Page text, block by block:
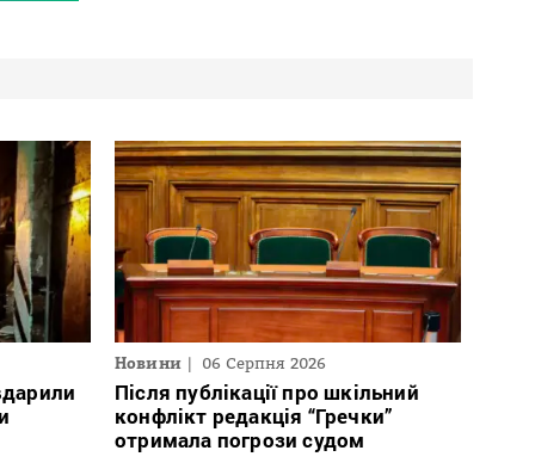
Новини 06 Серпня 2026
Після публікації про шкільний
конфлікт редакція “Гречки”
отримала погрози судом